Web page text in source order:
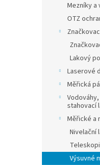
Mezníky
OTZ
Lakový
Laserové
Měřická
stahovací
Měřické a
Nivelační
Výsuvné